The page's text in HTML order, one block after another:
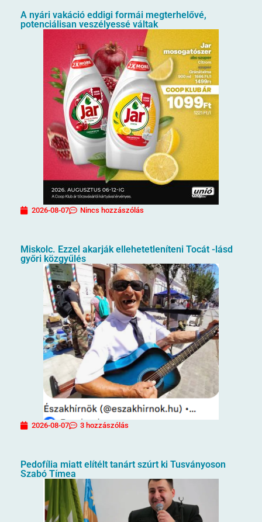
A nyári vakáció eddigi formái megterhelővé,
potenciálisan veszélyessé váltak
2026-08-07 Nincs hozzászólás
Miskolc. Ezzel akarják ellehetetleníteni Tocát -lásd
győri közgyűlés
2026-08-07 3 hozzászólás
Pedofília miatt elítélt tanárt szúrt ki Tusványoson
Szabó Tímea